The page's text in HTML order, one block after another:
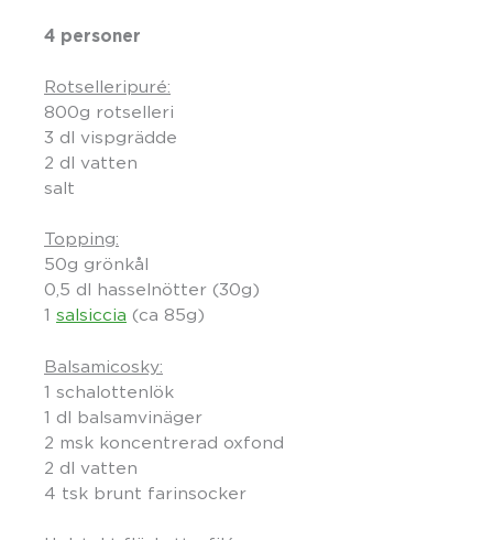
4 personer
Rotselleripuré:
800g rotselleri
3 dl vispgrädde
2 dl vatten
salt
Topping:
50g grönkål
0,5 dl hasselnötter (30g)
1 salsiccia (ca 85g)
Balsamicosky:
1 schalottenlök
1 dl balsamvinäger
2 msk koncentrerad oxfond
2 dl vatten
4 tsk brunt farinsocker